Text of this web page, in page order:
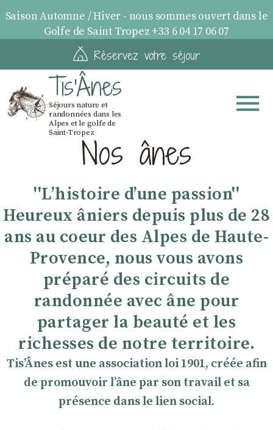
Saison Automne / Hiver - nous sommes ouvert dans le
Golfe de Saint Tropez +33 6 04 17 06 07
Réservez votre séjour
Tis'Ânes
Séjours nature et
randonnées dans les
Alpes et le golfe de
Saint-TropezNos ânes
''Lʼhistoire dʼune passion''
Heureux âniers depuis plus de 28
ans au coeur des Alpes de Haute-
Provence, nous vous avons
préparé des circuits de
randonnée avec âne pour
partager la beauté et les
richesses de notre territoire.
TisʼÂnes est une association loi 1901, créée afin
de promouvoir lʼâne par son travail et sa
présence dans le lien social.